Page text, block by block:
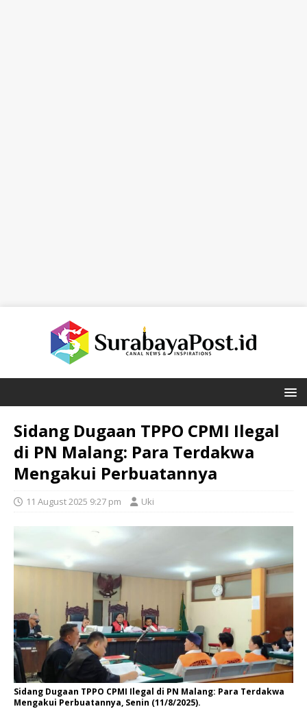
Sidang Dugaan TPPO CPMI Ilegal
di PN Malang: Para Terdakwa
Mengakui Perbuatannya
11 August 2025 9:27 pm Uki
Sidang Dugaan TPPO CPMI Ilegal di PN Malang: Para Terdakwa
Mengakui Perbuatannya, Senin (11/8/2025).